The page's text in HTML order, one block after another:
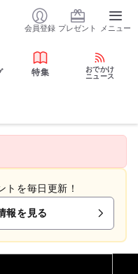
会員登録 プレゼント メニュー
特集
おでかけ
ニュース
トを毎日更新！
報を見る